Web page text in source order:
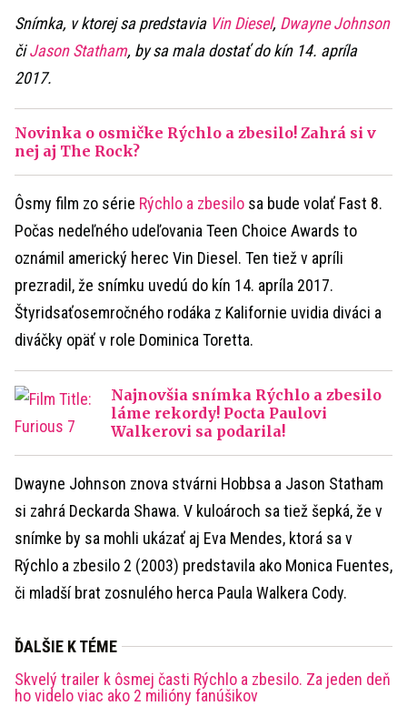
Snímka, v ktorej sa predstavia Vin Diesel, Dwayne Johnson
čiJason Statham, by sa mala dostať do kín 14. apríla
2017.
Novinka o osmičke Rýchlo a zbesilo! Zahrá si v
nej aj The Rock?
Ôsmy film zo série Rýchlo a zbesilo sa bude volať Fast 8.
Počas nedeľného udeľovania Teen Choice Awards to
oznámil americký herec Vin Diesel. Ten tiež v apríli
prezradil, že snímku uvedú do kín 14. apríla 2017.
Štyridsaťosemročného rodáka z Kalifornie uvidia diváci a
diváčky opäť v role Dominica Toretta.
Najnovšia snímka Rýchlo a zbesilo
láme rekordy! Pocta Paulovi
Walkerovi sa podarila!
Dwayne Johnson znova stvárni Hobbsa a Jason Statham
si zahrá Deckarda Shawa. V kuloároch sa tiež šepká, že v
snímke by sa mohli ukázať aj Eva Mendes, ktorá sa v
Rýchlo a zbesilo 2 (2003) predstavila ako Monica Fuentes,
či mladší brat zosnulého herca Paula Walkera Cody.
ĎALŠIE K TÉME
Skvelý trailer k ôsmej časti Rýchlo a zbesilo. Za jeden deň
ho videlo viac ako 2 milióny fanúšikov